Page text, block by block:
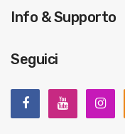
Info & Supporto
Seguici